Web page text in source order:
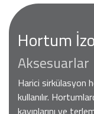
Hortum
Aksesuarlar
Harici sirkülasyon
kullanılır.
kayıplarını ve